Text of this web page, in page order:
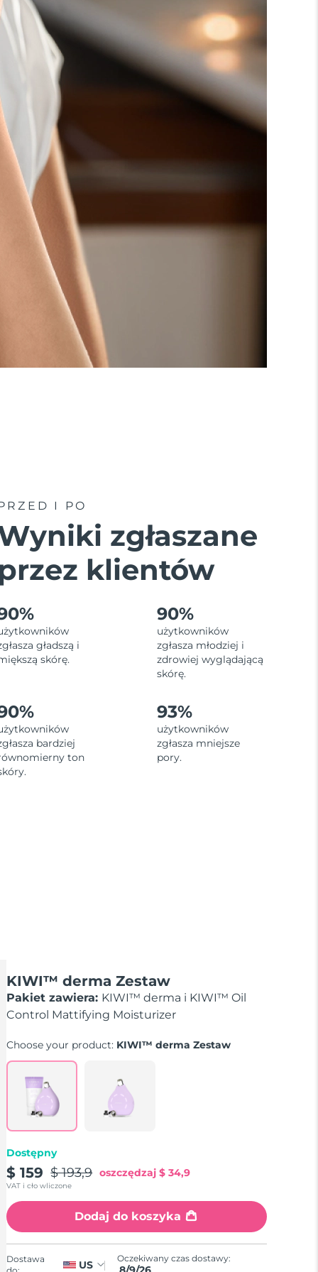
I PO
zgłaszane
klientów
gładszą i
skórę.
90%
użytkowników
zgłasza młodziej i
zdrowiej wyglądającą
skórę.
bardziej
ton
93%
użytkowników
zgłasza mniejsze
pory.
KIWI™ derma Zestaw
Pakiet zawiera: KIWI™ derma i KIWI™ Oil
Control Mattifying Moisturizer
Choose your product: KIWI™ derma Zestaw
Dostępny
$ 159 $ 193,9 oszczędzaj $ 34,9
VAT i cło wliczone
Dodaj do koszyka
Dostawa
US Oczekiwany czas dostawy: